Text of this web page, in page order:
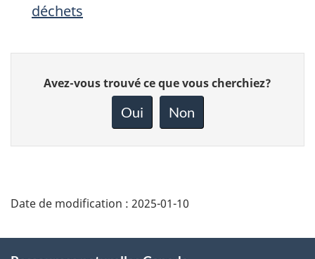
déchets
Donnez
votre
page
Avez-vous trouvé ce que vous cherchiez?
Oui Non
Date de modification : 2025-01-10